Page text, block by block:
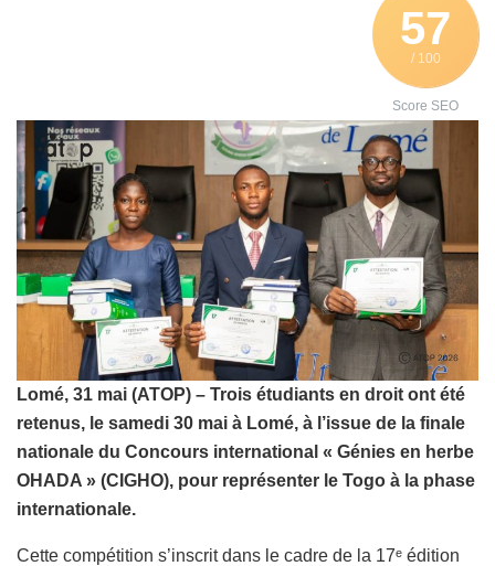
57
/ 100
Score SEO
Lomé, 31 mai (ATOP) – Trois étudiants en droit ont été
retenus, le samedi 30 mai à Lomé, à l’issue de la finale
nationale du Concours international « Génies en herbe
OHADA » (CIGHO), pour représenter le Togo à la phase
internationale.
Cette compétition s’inscrit dans le cadre de la 17ᵉ édition